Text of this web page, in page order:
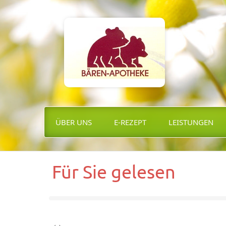
ÜBER UNS E-REZEPT LEISTUNGEN
Für Sie gelesen